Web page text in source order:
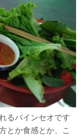
るバインセオです
とか食感とか、こ